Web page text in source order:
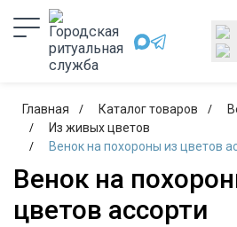
Главная Каталог товаров
Из живых цветов
Венок на похороны из цветов
Венок на
цветов ассорти